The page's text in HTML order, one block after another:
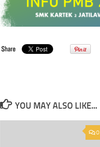
YOU MAY ALSO LIKE...
0